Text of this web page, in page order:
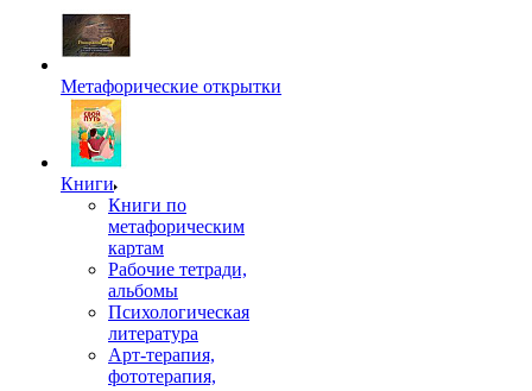
Метафорические открытки
Книги
Книги по
метафорическим
картам
Рабочие тетради,
альбомы
Психологическая
литература
Арт-терапия,
фототерапия,